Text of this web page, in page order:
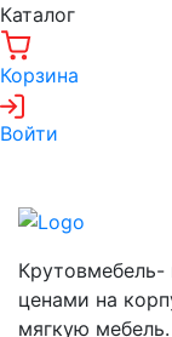
Каталог
Корзина
Войти
Крутовмебель-
ценами на
мягкую мебель.